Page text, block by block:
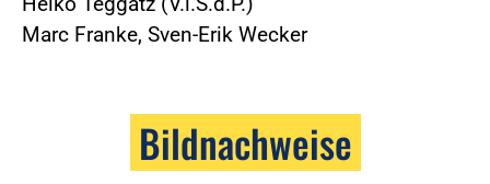
Marc Franke, Sven-Erik Wecker
Bildnachweise